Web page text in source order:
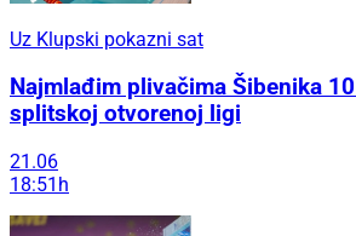
Uz Klupski pokazni sat
Najmlađim plivačima Šibenika
splitskoj otvorenoj ligi
21.06
18:51h